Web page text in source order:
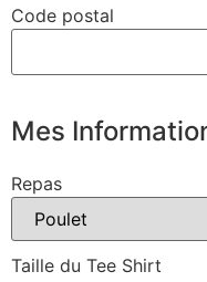
Code postal
Mes
Repas
Taille du Tee Shirt